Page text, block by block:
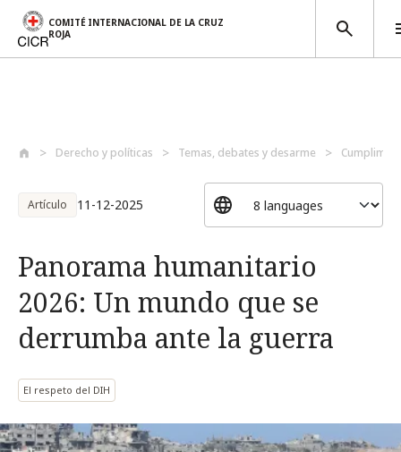
COMITÉ INTERNACIONAL DE LA CRUZ
ROJA
Derecho y políticas Temas, debates y desarme
Artículo 11-12-2025
Panorama humanitario
2026: Un mundo que se
derrumba ante la guerra
El respeto del DIH